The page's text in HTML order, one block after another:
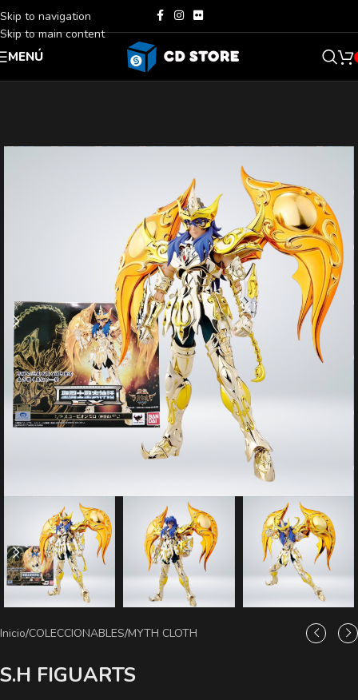
Skip to navigation
Skip to main content
MENÚ
Inicio/COLECCIONABLES/MYTH CLOTH
S.H FIGUARTS